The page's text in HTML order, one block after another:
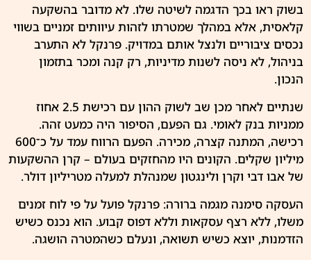
בשוק ראו בכך הדגמה לשיטה שלו. לא מדובר בהשקעה
קלאסית, אלא במהלך שמטרתו לזהות עיוותים זמניים בשווי
נכסים ציבוריים ולנצל אותם במדויק. פרנקל לא התערב
בניהול, לא ניסה לשנות מדיניות, רק קנה ומכר בתזמון
הנכון.
שנתיים לאחר מכן שב לשוק ההון עם רכישת 2.5 אחוז
ממניות בנק לאומי. גם הפעם, הסיפור היה כמעט זהה.
רכישה, המתנה קצרה, מכירה. הפעם הרווח עמד על כ־600
מיליון שקלים. הקונים היו מהחזקים בעולם – קרן ההשקעות
של אבו דבי וקרן ולינגטון שמנהלת למעלה מטריליון דולר.
העסקה סימנה מגמה ברורה: פרנקל פועל על פי לוח זמנים
משלו, ללא רצף עסקאות וללא דפוס קבוע. הוא נכנס כשיש
הזדמנות, יוצא כשיש תשואה, ונעלם כשהמטרה הושגה.